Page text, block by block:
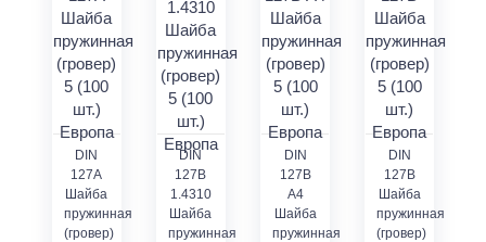
DIN
127А
Шайба
пружинная
(гровер)
DIN
127В
1.4310
Шайба
пружинная
DIN
127В
А4
Шайба
пружинная
DIN
127В
Шайба
пружинная
(гровер)